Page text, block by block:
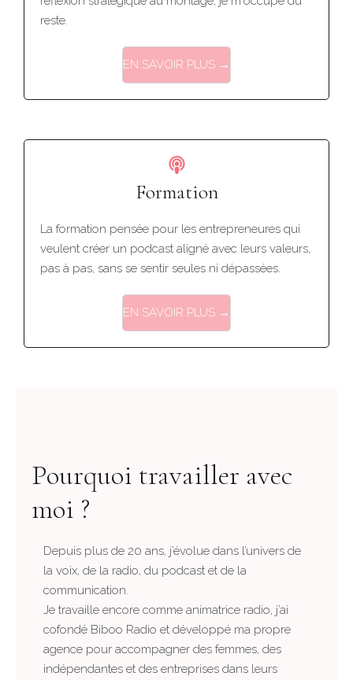
reste.
EN SAVOIR PLUS →
Formation
La formation pensée pour les entrepreneures qui
veulent créer un podcast aligné avec leurs valeurs,
pas à pas, sans se sentir seules ni dépassées.
EN SAVOIR PLUS →
Pourquoi travailler avec
moi ?
Depuis plus de 20 ans, j’évolue dans l’univers de
la voix, de la radio, du podcast et de la
communication.
Je travaille encore comme animatrice radio, j’ai
cofondé Biboo Radio et développé ma propre
agence pour accompagner des femmes, des
indépendantes et des entreprises dans leurs